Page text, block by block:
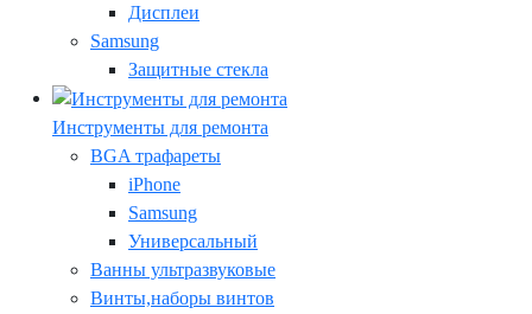
Дисплеи
Samsung
Защитные стекла
Инструменты для ремонта
BGA трафареты
iPhone
Samsung
Универсальный
Ванны ультразвуковые
Винты,наборы винтов